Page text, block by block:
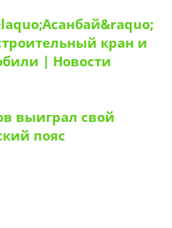
кран и
| Новости
выиграл свой
пояс